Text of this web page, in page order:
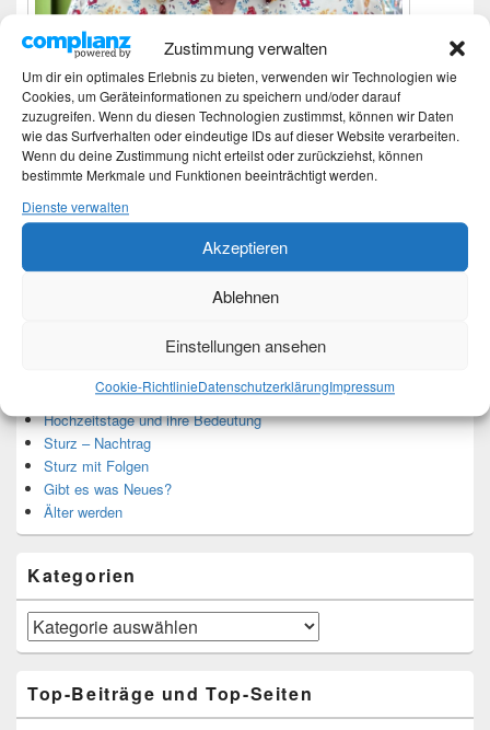
Zustimmung verwalten
Um dir ein optimales Erlebnis zu bieten, verwenden wir Technologien wie
Cookies, um Geräteinformationen zu speichern und/oder darauf
zuzugreifen. Wenn du diesen Technologien zustimmst, können wir Daten
wie das Surfverhalten oder eindeutige IDs auf dieser Website verarbeiten.
Wenn du deine Zustimmung nicht erteilst oder zurückziehst, können
bestimmte Merkmale und Funktionen beeinträchtigt werden.
Dienste verwalten
Akzeptieren
Ablehnen
Einstellungen ansehen
Cookie-RichtlinieDatenschutzerklärungImpressum
Ich bin Martina und Autorin dieses Blogs.
Mehr Infos unter About me.
Hochzeitstage und ihre Bedeutung
Sturz – Nachtrag
Sturz mit Folgen
Gibt es was Neues?
Älter werden
Kategorien
Kategorien
Top-Beiträge und Top-Seiten